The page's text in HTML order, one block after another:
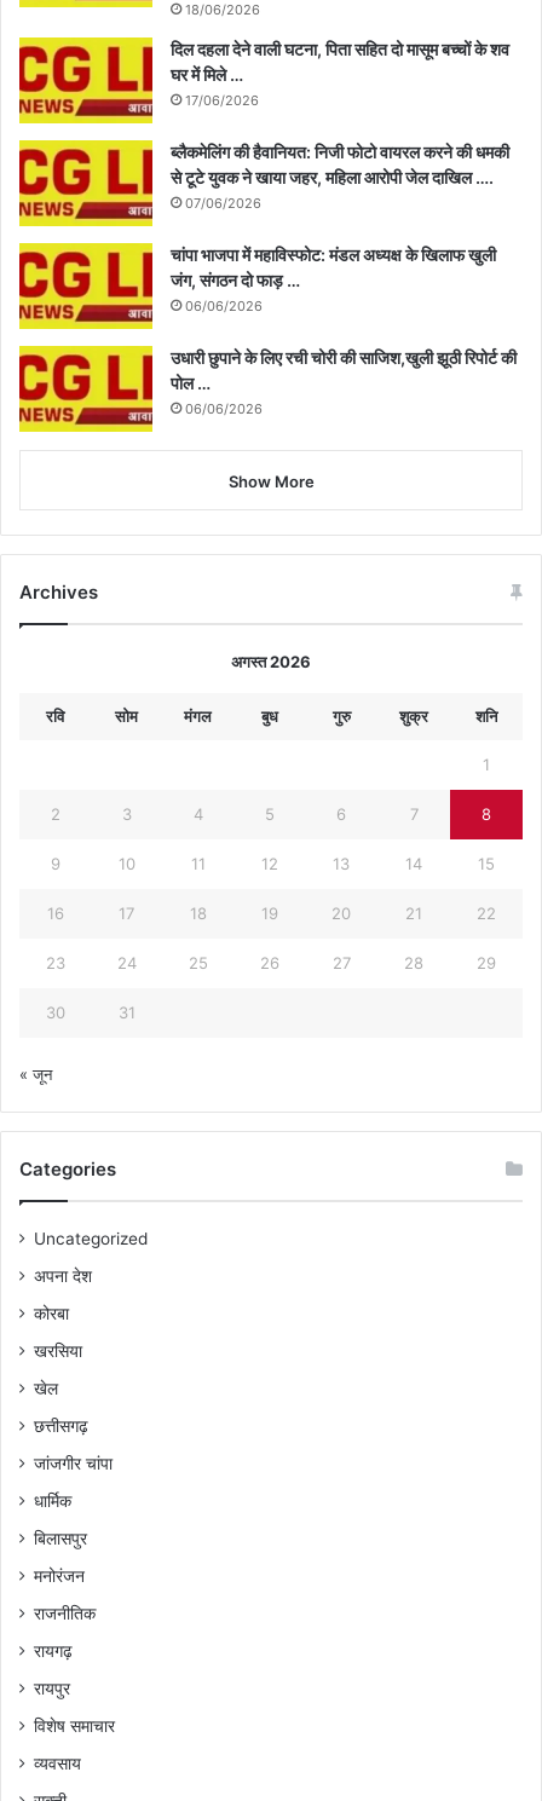
18/06/2026
दिल दहला देने वाली घटना, पिता सहित दो मासूम बच्चों के शव
घर में मिले …
17/06/2026
ब्लैकमेलिंग की हैवानियत: निजी फोटो वायरल करने की धमकी
से टूटे युवक ने खाया जहर, महिला आरोपी जेल दाखिल ….
07/06/2026
चांपा भाजपा में महाविस्फोट: मंडल अध्यक्ष के खिलाफ खुली
जंग, संगठन दो फाड़ …
06/06/2026
उधारी छुपाने के लिए रची चोरी की साजिश,खुली झूठी रिपोर्ट की
पोल …
06/06/2026
Show More
Archives
अगस्त 2026
रवि सोम मंगल बुध गुरु शुक्र शनि
1
2 3 4 5 6 7 8
9 10 11 12 13 14 15
16 17 18 19 20 21 22
23 24 25 26 27 28 29
30 31
« जून
Categories
Uncategorized
अपना देश
कोरबा
खरसिया
खेल
छत्तीसगढ़
जांजगीर चांपा
धार्मिक
बिलासपुर
मनोरंजन
राजनीतिक
रायगढ़
रायपुर
विशेष समाचार
व्यवसाय